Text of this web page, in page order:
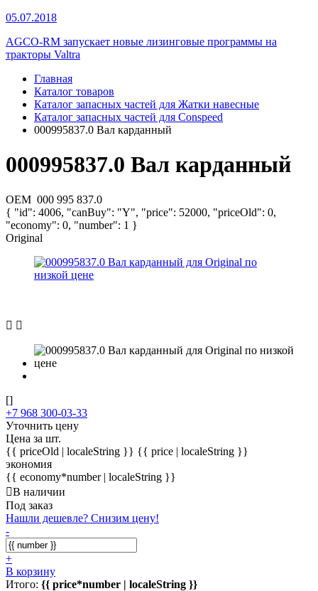
05.07.2018
AGCO-RM запускает новые лизинговые программы на
тракторы Valtra
Главная
Каталог товаров
Каталог запасных частей для Жатки навесные
Каталог запасных частей для Conspeed
000995837.0 Вал карданный
000995837.0 Вал карданный
OEM 000 995 837.0
{ "id": 4006, "canBuy": "Y", "price": 52000, "priceOld": 0,
"economy": 0, "number": 1 }
Original
[]
+7 968 300-03-33
Уточнить цену
Цена за шт.
{{ priceOld | localeString }} {{ price | localeString }}
экономия
{{ economy*number | localeString }}
В наличии
Под заказ
Нашли дешевле? Снизим цену!
-
+
В корзину
Итого: {{ price*number | localeString }}